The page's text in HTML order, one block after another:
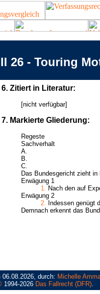
26 - Touring
6. Zitiert in Literatur:
[nicht verfügbar]
7. Markierte Gliederung:
Regeste
Sachverhalt
A.
B.
C.
Das Bundesgericht zieht in
Erwägung 1
1. Nach den auf
Erwägung 2
2. Indessen genügt
Demnach erkennt das
durch: Michelle
1994-2026 Das Fallrecht (DFR).